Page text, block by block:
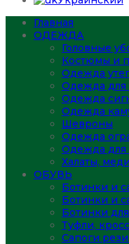
Главная
ОДЕЖДА
Головные
Костюмы и
Одежда
Одежда для
Одежда
Одежда
Шевроны
Одежда
Одежда для
Халаты,
ОБУВЬ
Ботинки и
Ботинки и
Ботинки
Туфли,
Сапоги